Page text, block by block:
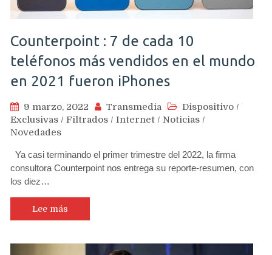
Counterpoint : 7 de cada 10
teléfonos más vendidos en el mundo
en 2021 fueron iPhones
9 marzo, 2022 Transmedia Dispositivo /
Exclusivas / Filtrados / Internet / Noticias /
Novedades
Ya casi terminando el primer trimestre del 2022, la firma
consultora Counterpoint nos entrega su reporte-resumen, con
los diez…
Lee más